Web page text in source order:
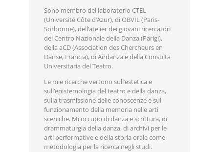
Sono membro del laboratorio CTEL
(Université Côte d’Azur), di OBVIL (Paris-
Sorbonne), dell’atelier dei giovani ricercatori
del Centro Nazionale della Danza (Parigi),
della aCD (Association des Chercheurs en
Danse, Francia), di Airdanza e della Consulta
Universitaria del Teatro.
Le mie ricerche vertono sull’estetica e
sull’epistemologia del teatro e della danza,
sulla trasmissione delle conoscenze e sul
funzionamento della memoria nelle arti
sceniche. Mi occupo di danza e scrittura, di
drammaturgia della danza, di archivi per le
arti performative e della storia orale come
metodologia per la ricerca negli studi.